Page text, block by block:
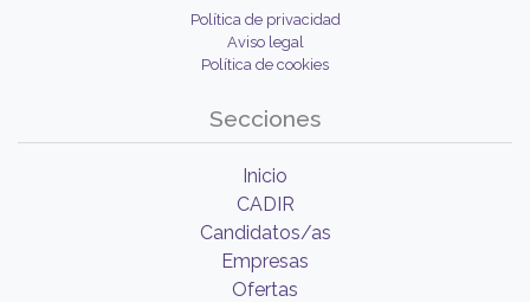
Política de privacidad
Aviso legal
Política de cookies
Secciones
Inicio
CADIR
Candidatos/as
Empresas
Ofertas